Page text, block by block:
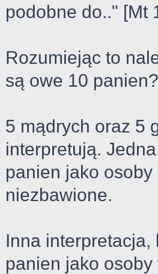
podobne do.." [Mt
Rozumiejąc to
są owe 10 panien?
5 mądrych oraz 5
interpretują.
panien jako
niezbawione.
Inna
panien jako